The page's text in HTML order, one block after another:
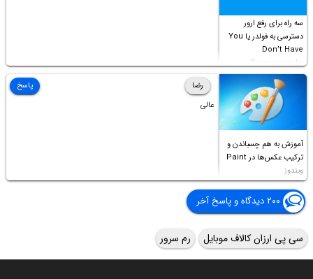
سه راه برای رفع ارور
دسترسی به فولدر یا You
Don’t Have
Permission to
Access this folder
آموزش به هم چسباندن و
ترکیب عکس‌ها در Paint
ویندوز
رضا
عالی
پاسخ
۲۰۰ دیدگاه و پاسخ آخر
سی پی ارزان کالاف موبایل رم سرور